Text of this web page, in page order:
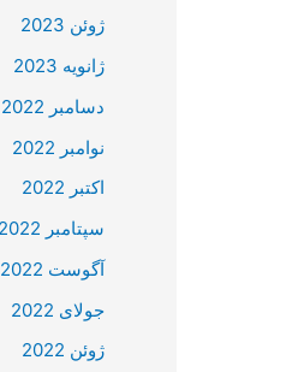
ژوئن 2023
ژانویه 2023
دسامبر 2022
نوامبر 2022
اکتبر 2022
سپتامبر 2022
آگوست 2022
جولای 2022
ژوئن 2022